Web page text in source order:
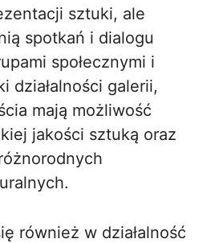
sztuki, ale
spotkań i dialogu
społecznymi i
działalności galerii,
mają możliwość
jakości sztuką oraz
również w działalność